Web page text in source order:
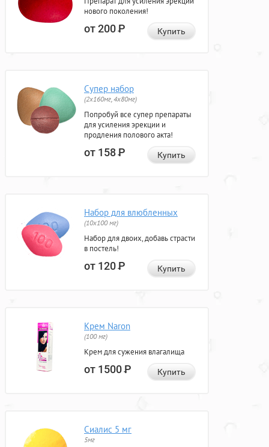
нового поколения!
от 200Р Купить
Супер набор
(2х160мг, 4х80мг)
Попробуй все супер препараты
для усиления эрекции и
продления полового акта!
от 158Р Купить
Набор для влюбленных
(10х100 мг)
Набор для двоих, добавь страсти
в постель!
от 120Р Купить
Крем Naron
(100 мг)
Крем для сужения влагалища
от 1500Р Купить
Сиалис 5 мг
5мг